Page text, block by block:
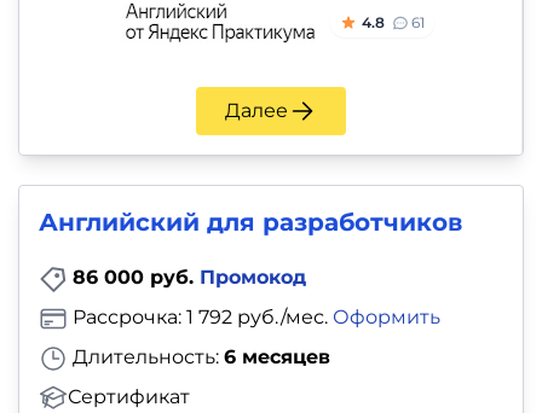
4.8 61
Далее
Английский для разработчиков
86 000 руб. Промокод
Длительность: 6 месяцев
Сертификат
Рассрочка: 1 792 руб./мес. Оформить